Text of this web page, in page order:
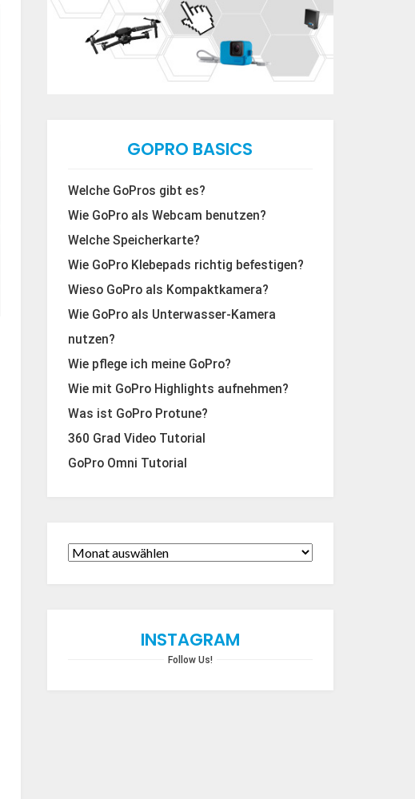
GOPRO BASICS
Welche GoPros gibt es?
Wie GoPro als Webcam benutzen?
Welche Speicherkarte?
Wie GoPro Klebepads richtig befestigen?
Wieso GoPro als Kompaktkamera?
Wie GoPro als Unterwasser-Kamera
nutzen?
Wie pflege ich meine GoPro?
Wie mit GoPro Highlights aufnehmen?
Was ist GoPro Protune?
360 Grad Video Tutorial
GoPro Omni Tutorial
INSTAGRAM
Follow Us!